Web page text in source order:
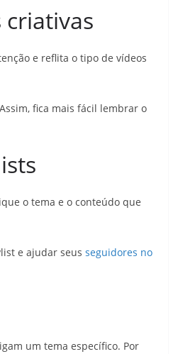
criativas
e reflita o tipo de vídeos
Assim, fica mais fácil lembrar o
o tema e o conteúdo que
e ajudar seus seguidores no
um tema específico. Por